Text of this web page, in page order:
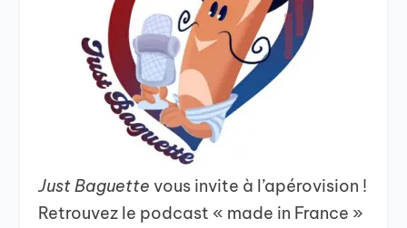
Just Baguettevous invite à l’apérovision !
Retrouvez le podcast « made in France »